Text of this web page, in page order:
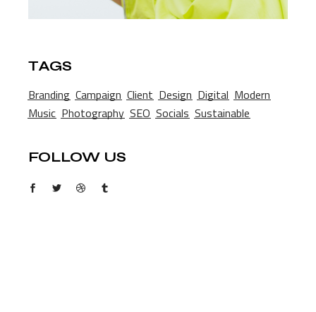
TAGS
Branding Campaign Client Design Digital Modern
Music Photography SEO Socials Sustainable
FOLLOW US